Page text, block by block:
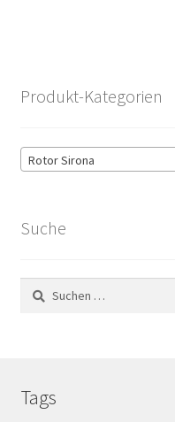
Produkt-Kategorien
Rotor Sirona
Suche
Suchen
nach:
Tags